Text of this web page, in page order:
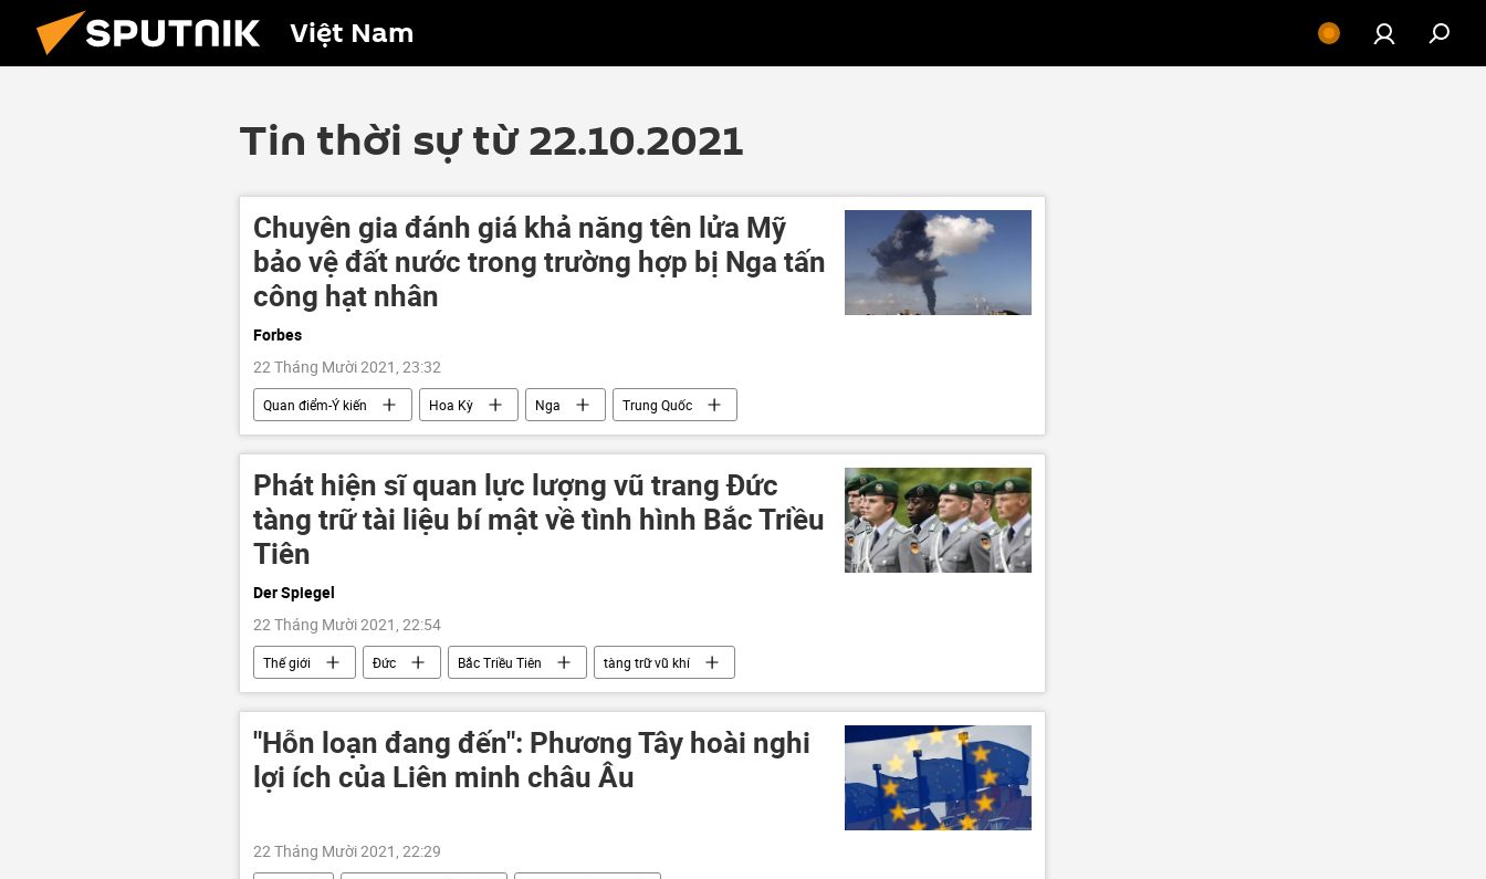
Việt Nam
Tin thời sự từ 22.10.2021
Chuyên gia đánh giá khả năng tên lửa Mỹ
bảo vệ đất nước trong trường hợp bị Nga tấn
công hạt nhân
Forbes
22 Tháng Mười 2021, 23:32
Quan điểm-Ý kiến Hoa Kỳ Nga Trung Quốc
Phát hiện sĩ quan lực lượng vũ trang Đức
tàng trữ tài liệu bí mật về tình hình Bắc Triều
Tiên
Der Spiegel
22 Tháng Mười 2021, 22:54
Thế giới Đức Bắc Triều Tiên tàng trữ vũ khí
"Hỗn loạn đang đến": Phương Tây hoài nghi
lợi ích của Liên minh châu Âu
22 Tháng Mười 2021, 22:29